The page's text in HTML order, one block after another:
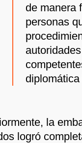
de manera
personas
la
logró